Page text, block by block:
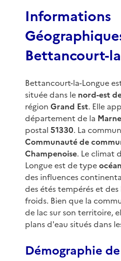
Informations
Bettancourt-
Bettancourt-la-Longue
située dans le nord-est
région Grand Est. Elle
département de la Marne
postal 51330. La
Communauté de
Champenoise. Le climat
Longue est de type
des influences
des étés tempérés et
froids. Bien que la
de lac sur son territoire,
plans d'eau situés dans
Démographie de